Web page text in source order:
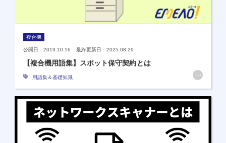
複合機
公開日：2019.10.16 最終更新日：2025.08.29
【複合機用語集】スポット保守契約とは
用語集＆基礎知識